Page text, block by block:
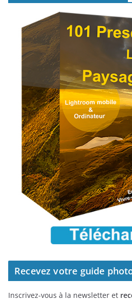
Recevez votre guide
Inscrivez-vous à la newsletter et